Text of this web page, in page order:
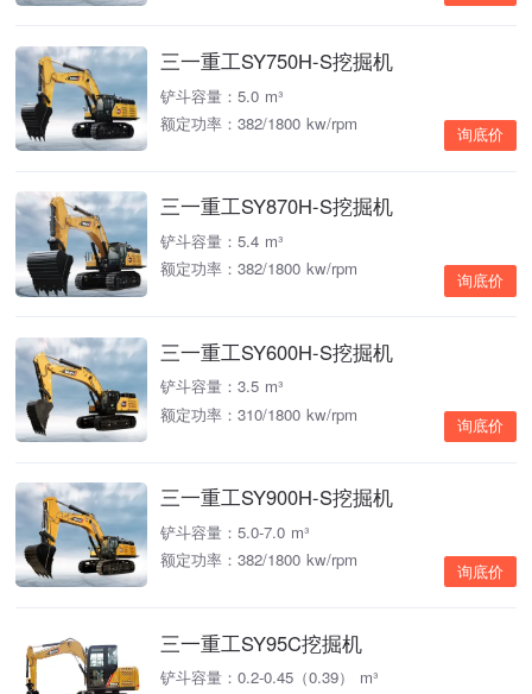
三一重工SY750H-S挖掘机
铲斗容量：5.0 m³
额定功率：382/1800 kw/rpm
询底价
三一重工SY870H-S挖掘机
铲斗容量：5.4 m³
额定功率：382/1800 kw/rpm
询底价
三一重工SY600H-S挖掘机
铲斗容量：3.5 m³
额定功率：310/1800 kw/rpm
询底价
三一重工SY900H-S挖掘机
铲斗容量：5.0-7.0 m³
额定功率：382/1800 kw/rpm
询底价
三一重工SY95C挖掘机
铲斗容量：0.2-0.45（0.39） m³